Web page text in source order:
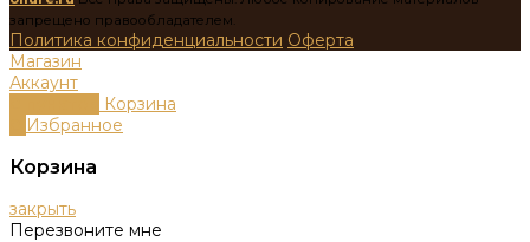
запрещено правообладателем.
Политика конфиденциальности Оферта
Магазин
Аккаунт
Корзина
Избранное
Корзина
закрыть
Перезвоните мне